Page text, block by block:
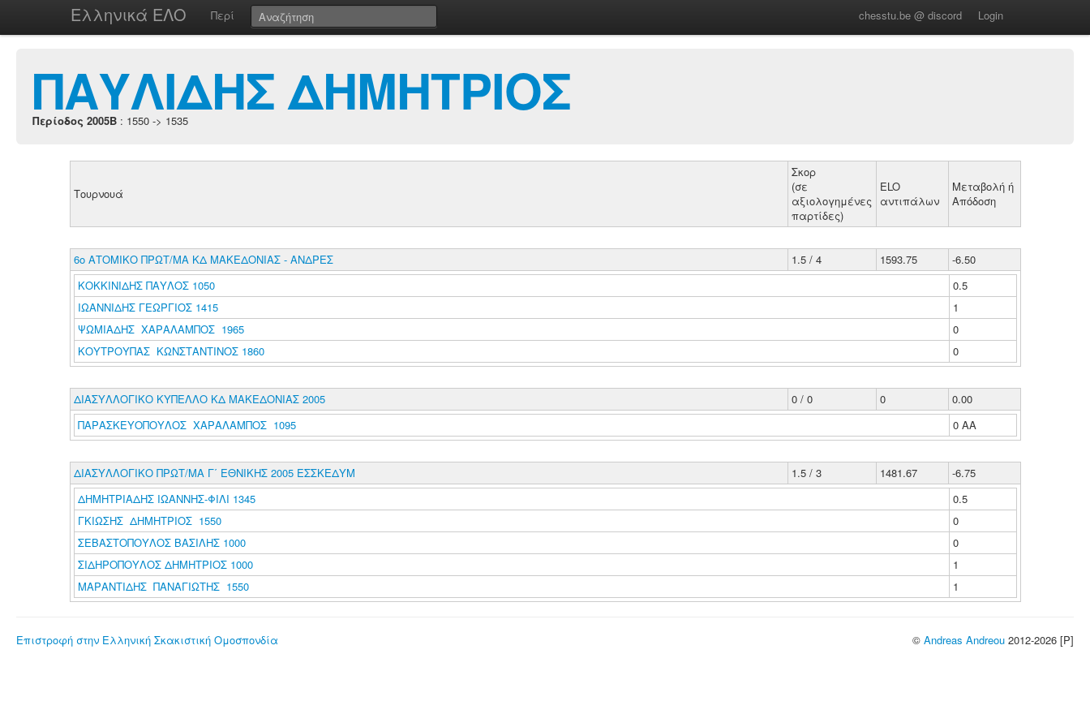
Ελληνικά ΕΛΟ Περί chesstu.be @ discord Login
ΠΑΥΛΙΔΗΣ ΔΗΜΗΤΡΙΟΣ
Περίοδος 2005B : 1550 -> 1535
Τουρνουά
Σκορ
(σε
αξιολογημένες
παρτίδες)
ELO
αντιπάλων
Μεταβολή ή
Απόδοση
6ο ΑΤΟΜΙΚΟ ΠΡΩΤ/ΜΑ ΚΔ ΜΑΚΕΔΟΝΙΑΣ - ΑΝΔΡΕΣ 1.5 / 4 1593.75
-6.50
ΚΟΚΚΙΝΙΔΗΣ ΠΑΥΛΟΣ 1050
0.5
ΙΩΑΝΝΙΔΗΣ ΓΕΩΡΓΙΟΣ 1415
1
ΨΩΜΙΑΔΗΣ ΧΑΡΑΛΑΜΠΟΣ 1965
0
ΚΟΥΤΡΟΥΠΑΣ ΚΩΝΣΤΑΝΤΙΝΟΣ 1860
0
ΔΙΑΣΥΛΛΟΓΙΚΟ ΚΥΠΕΛΛΟ ΚΔ ΜΑΚΕΔΟΝΙΑΣ 2005 0 / 0 0
0.00
ΠΑΡΑΣΚΕΥΟΠΟΥΛΟΣ ΧΑΡΑΛΑΜΠΟΣ 1095
0 ΑΑ
ΔΙΑΣΥΛΛΟΓΙΚΟ ΠΡΩΤ/ΜΑ Γ΄ ΕΘΝΙΚΗΣ 2005 ΕΣΣΚΕΔΥΜ 1.5 / 3 1481.67
-6.75
ΔΗΜΗΤΡΙΑΔΗΣ ΙΩΑΝΝΗΣ-ΦΙΛΙ 1345
0.5
ΓΚΙΩΣΗΣ ΔΗΜΗΤΡΙΟΣ 1550
0
ΣΕΒΑΣΤΟΠΟΥΛΟΣ ΒΑΣΙΛΗΣ 1000
0
ΣΙΔΗΡΟΠΟΥΛΟΣ ΔΗΜΗΤΡΙΟΣ 1000
1
ΜΑΡΑΝΤΙΔΗΣ ΠΑΝΑΓΙΩΤΗΣ 1550
1
Επιστροφή στην Ελληνική Σκακιστική Ομοσπονδία © Andreas Andreou 2012-2026 [P]